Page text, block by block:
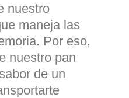
nuestro
maneja las
Por eso,
nuestro pan
de un